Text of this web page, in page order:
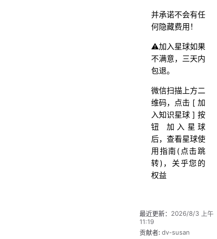
并承诺不会有任
何隐藏费用！
⚠️加入星球如果
不满意，三天内
包退。
微信扫描上方二
维码，点击 [ 加
入知识星球 ] 按
钮 加入星球
后，查看星球使
用指南(点击跳
转)，关乎您的
权益
最近更新： 2026/8/3 上午
11:19
贡献者: dv-susan